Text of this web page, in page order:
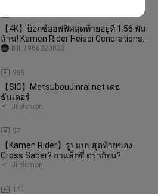
【4K】บ็อกซ์ออฟฟิศสุดท้ายอยู่ที่ 1.56 พัน
ล้าน! Kamen Rider Heisei Generations
Forever เดอะมูฟวี่! แม้ว
989
bili_1966320033
【SIC】MetsubouJinrai.net เดธ
ธันเดอร์
57
Jilelemon
【Kamen Rider】รูปแบบสุดท้ายของ
Cross Saber? กาแล็กซี่ ดราก้อน?
141
Jilelemon